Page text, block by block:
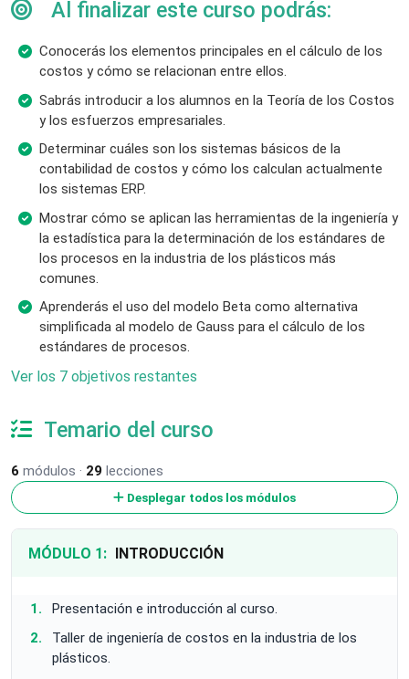
Al finalizar este curso podrás:
Conocerás los elementos principales en el cálculo de los
costos y cómo se relacionan entre ellos.
Sabrás introducir a los alumnos en la Teoría de los Costos
y los esfuerzos empresariales.
Determinar cuáles son los sistemas básicos de la
contabilidad de costos y cómo los calculan actualmente
los sistemas ERP.
Mostrar cómo se aplican las herramientas de la ingeniería y
la estadística para la determinación de los estándares de
los procesos en la industria de los plásticos más
comunes.
Aprenderás el uso del modelo Beta como alternativa
simplificada al modelo de Gauss para el cálculo de los
estándares de procesos.
Ver los 7 objetivos restantes
Temario del curso
6 módulos · 29 lecciones
Desplegar todos los módulos
MÓDULO 1: INTRODUCCIÓN
Presentación e introducción al curso.
Taller de ingeniería de costos en la industria de los
plásticos.